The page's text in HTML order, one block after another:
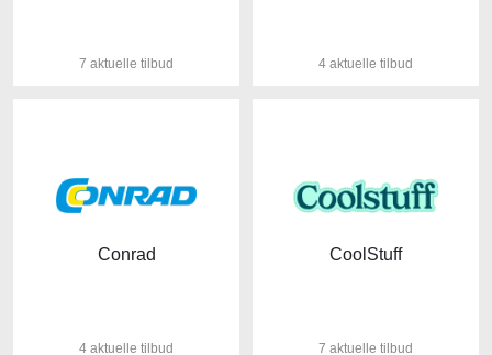
7 aktuelle tilbud 4 aktuelle tilbud
Conrad
4 aktuelle tilbud
CoolStuff
7 aktuelle tilbud